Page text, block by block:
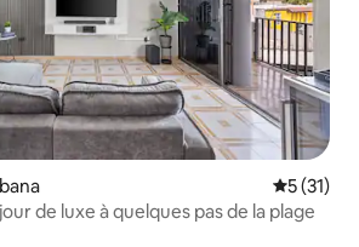
5 (31)
de luxe à quelques pas de la plage